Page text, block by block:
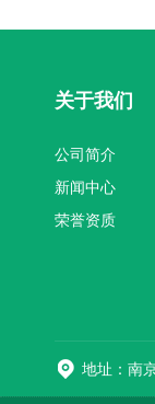
关于我们
公司简介
新闻中心
荣誉资质
地址：南